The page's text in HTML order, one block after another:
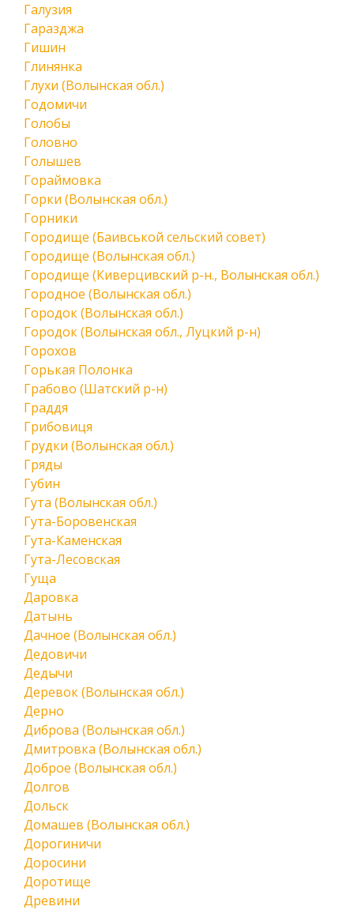
Галузия
Гаразджа
Гишин
Глинянка
Глухи (Волынская обл.)
Годомичи
Голобы
Головно
Голышев
Гораймовка
Горки (Волынская обл.)
Горники
Городище (Баивськой сельский совет)
Городище (Волынская обл.)
Городище (Киверцивский р-н., Волынская обл.)
Городное (Волынская обл.)
Городок (Волынская обл.)
Городок (Волынская обл., Луцкий р-н)
Горохов
Горькая Полонка
Грабово (Шатский р-н)
Граддя
Грибовиця
Грудки (Волынская обл.)
Гряды
Губин
Гута (Волынская обл.)
Гута-Боровенская
Гута-Каменская
Гута-Лесовская
Гуща
Даровка
Датынь
Дачное (Волынская обл.)
Дедовичи
Дедычи
Деревок (Волынская обл.)
Дерно
Диброва (Волынская обл.)
Дмитровка (Волынская обл.)
Доброе (Волынская обл.)
Долгов
Дольск
Домашев (Волынская обл.)
Дорогиничи
Доросини
Доротище
Древини